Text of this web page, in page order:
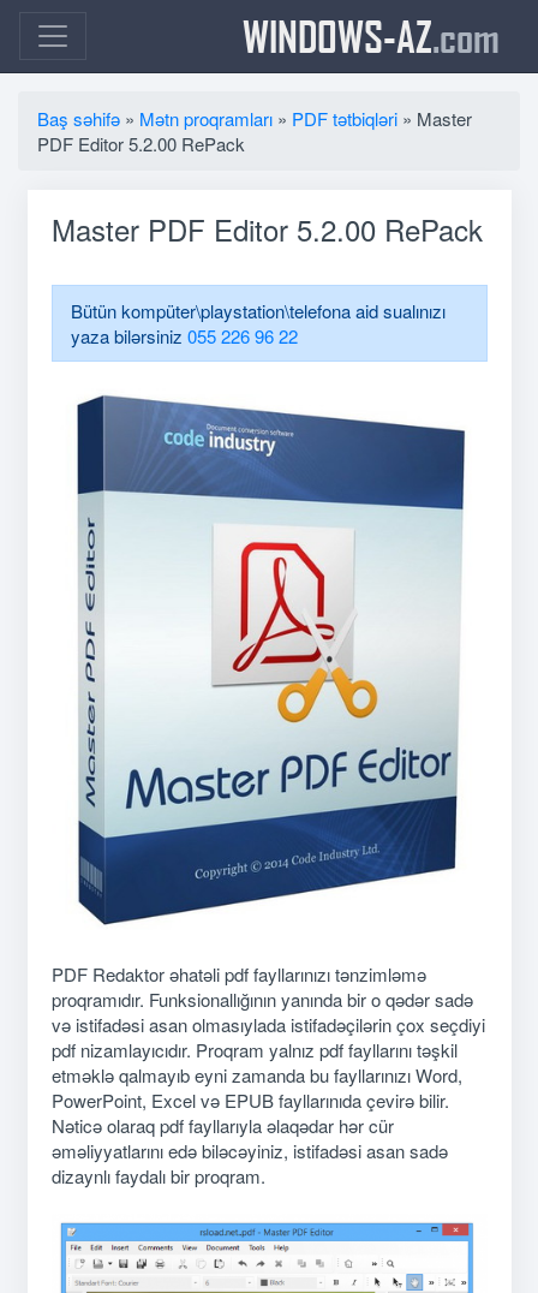
WINDOWS-AZ.com
Baş səhifə » Mətn proqramları » PDF tətbiqləri » Master
PDF Editor 5.2.00 RePack
Master PDF Editor 5.2.00 RePack
Bütün kompüter\playstation\telefona aid sualınızı
yaza bilərsiniz 055 226 96 22
PDF Redaktor əhatəli pdf fayllarınızı tənzimləmə
proqramıdır. Funksionallığının yanında bir o qədər sadə
və istifadəsi asan olmasıylada istifadəçilərin çox seçdiyi
pdf nizamlayıcıdır. Proqram yalnız pdf fayllarını təşkil
etməklə qalmayıb eyni zamanda bu fayllarınızı Word,
PowerPoint, Excel və EPUB fayllarınıda çevirə bilir.
Nəticə olaraq pdf fayllarıyla əlaqədar hər cür
əməliyyatlarını edə biləcəyiniz, istifadəsi asan sadə
dizaynlı faydalı bir proqram.